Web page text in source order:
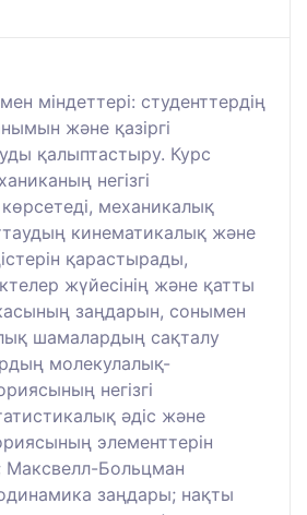
міндеттері: студенттердің
және қазіргі
қалыптастыру. Курс
негізгі
механикалық
кинематикалық және
қарастырады,
жүйесінің және қатты
заңдарын, сонымен
шамалардың сақталу
молекулалық-
негізгі
әдіс және
элементтерін
Больцман
заңдары; нақты